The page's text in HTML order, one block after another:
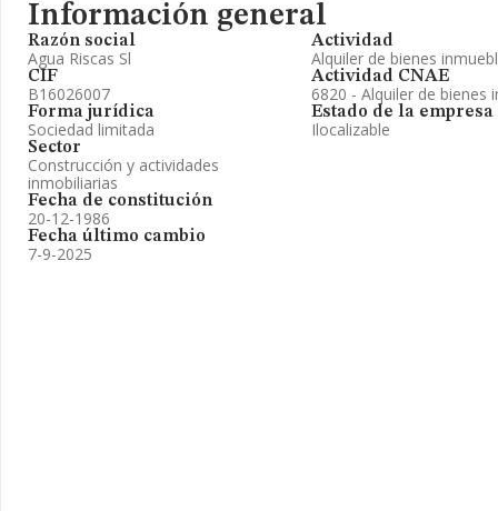
Información general
Razón social
Agua Riscas Sl
CIF
B16026007
Forma jurídica
Sociedad limitada
Sector
Construcción y actividades
inmobiliarias
Fecha de constitución
20-12-1986
Fecha último cambio
7-9-2025
Actividad
Alquiler de bienes
Actividad CNAE
6820 - Alquiler de bienes
Estado de la empresa
Ilocalizable